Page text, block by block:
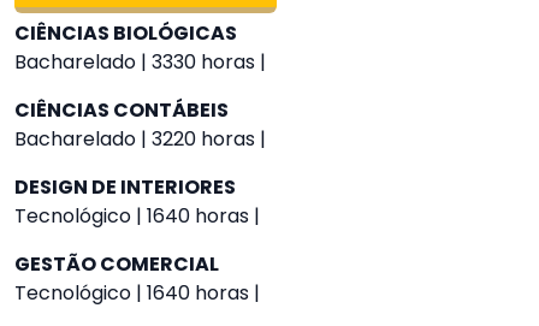
CIÊNCIAS BIOLÓGICAS
Bacharelado | 3330 horas |
CIÊNCIAS CONTÁBEIS
Bacharelado | 3220 horas |
DESIGN DE INTERIORES
Tecnológico | 1640 horas |
GESTÃO COMERCIAL
Tecnológico | 1640 horas |